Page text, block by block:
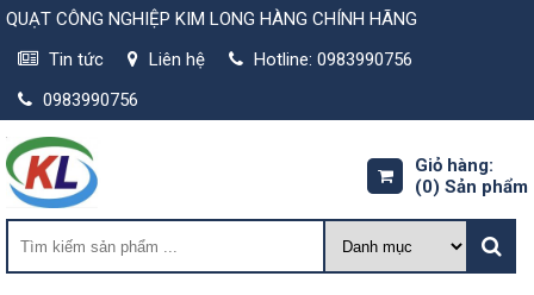
QUẠT CÔNG NGHIỆP KIM LONG HÀNG CHÍNH HÃNG
Tin tức
Liên hệ
Hotline: 0983990756
0983990756
Giỏ hàng:
(0) Sản phẩm